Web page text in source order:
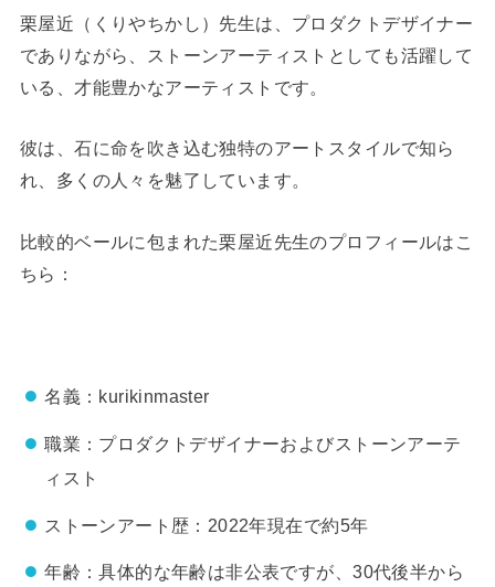
栗屋近（くりやちかし）先生は、プロダクトデザイナー
でありながら、ストーンアーティストとしても活躍して
いる、才能豊かなアーティストです。
彼は、石に命を吹き込む独特のアートスタイルで知ら
れ、多くの人々を魅了しています。
比較的ベールに包まれた栗屋近先生のプロフィールはこ
ちら：
名義：kurikinmaster
職業：プロダクトデザイナーおよびストーンアーテ
ィスト
ストーンアート歴：2022年現在で約5年
年齢：具体的な年齢は非公表ですが、30代後半から